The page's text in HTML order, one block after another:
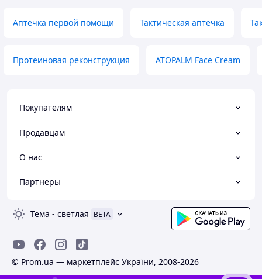
Аптечка первой помощи Тактическая аптечка
Протеиновая реконструкция ATOPALM Face Cream
Покупателям
Продавцам
О нас
Партнеры
Тема - светлая BETA
© Prom.ua — маркетплейс України, 2008-2026